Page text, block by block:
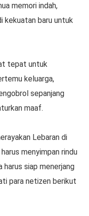
memori indah,
kekuatan baru untuk
tepat untuk
keluarga,
sepanjang
maaf.
Lebaran di
menyimpan rindu
harus siap menerjang
para netizen berikut